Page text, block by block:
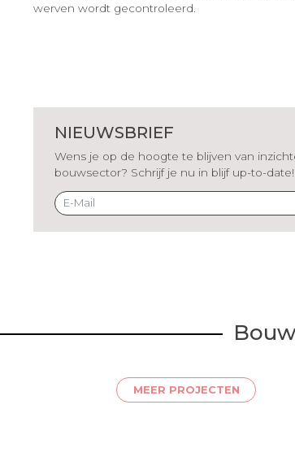
werven wordt gecontroleerd.
NIEUWSBRIEF
Wens je op de hoogte te blijven van
bouwsector? Schrijf je nu in blijf up-to-date!
MEER PROJECTEN